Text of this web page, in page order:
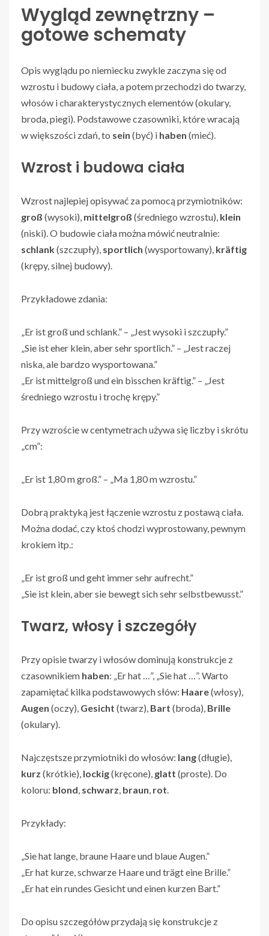
Wygląd zewnętrzny –
gotowe schematy
Opis wyglądu po niemiecku zwykle zaczyna się od
wzrostu i budowy ciała, a potem przechodzi do twarzy,
włosów i charakterystycznych elementów (okulary,
broda, piegi). Podstawowe czasowniki, które wracają
w większości zdań, to sein (być) i haben (mieć).
Wzrost i budowa ciała
Wzrost najlepiej opisywać za pomocą przymiotników:
groß (wysoki), mittelgroß (średniego wzrostu), klein
(niski). O budowie ciała można mówić neutralnie:
schlank(szczupły), sportlich (wysportowany), kräftig
(krępy, silnej budowy).
Przykładowe zdania:
„Er ist groß und schlank.” – „Jest wysoki i szczupły.”
„Sie ist eher klein, aber sehr sportlich.” – „Jest raczej
niska, ale bardzo wysportowana.”
„Er ist mittelgroß und ein bisschen kräftig.” – „Jest
średniego wzrostu i trochę krępy.”
Przy wzroście w centymetrach używa się liczby i skrótu
„cm”:
„Er ist 1,80 m groß.” – „Ma 1,80 m wzrostu.”
Dobrą praktyką jest łączenie wzrostu z postawą ciała.
Można dodać, czy ktoś chodzi wyprostowany, pewnym
krokiem itp.:
„Er ist groß und geht immer sehr aufrecht.”
„Sie ist klein, aber sie bewegt sich sehr selbstbewusst.”
Twarz, włosy i szczegóły
Przy opisie twarzy i włosów dominują konstrukcje z
czasownikiem haben: „Er hat …”, „Sie hat …”. Warto
zapamiętać kilka podstawowych słów: Haare(włosy),
Augen (oczy), Gesicht (twarz), Bart (broda), Brille
(okulary).
Najczęstsze przymiotniki do włosów: lang(długie),
kurz (krótkie), lockig(kręcone), glatt (proste). Do
koloru: blond, schwarz, braun, rot.
Przykłady:
„Sie hat lange, braune Haare und blaue Augen.”
„Er hat kurze, schwarze Haare und trägt eine Brille.”
„Er hat ein rundes Gesicht und einen kurzen Bart.”
Do opisu szczegółów przydają się konstrukcje z